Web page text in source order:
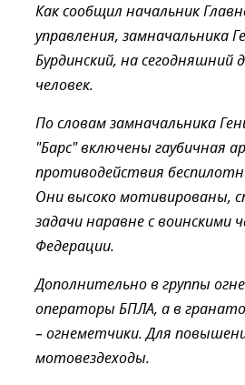
Как сообщил начальник
управления, замначальника
Бурдинский, на
человек.
По словам замначальника
"Барс" включены гаубичная
противодействия
Они высоко мотивированы,
задачи наравне с воинскими
Федерации.
Дополнительно в группы
операторы БПЛА, а в
– огнеметчики. Для
мотовездеходы.